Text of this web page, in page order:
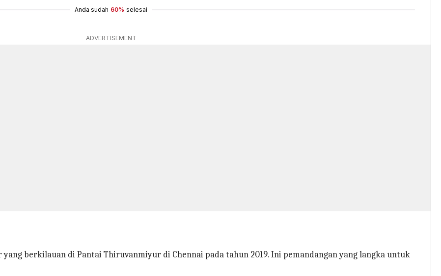
Anda sudah 60% selesai
ADVERTISEMENT
berkilauan di Pantai Thiruvanmiyur di Chennai pada tahun 2019. Ini pemandangan yang langka untuk